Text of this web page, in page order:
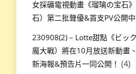
女採礦電視動畫《瑠璃の宝石
石）第二批聲優&首支PV公開中
230908(2) – Lotte甜點《ビッ
魔大戰）將在10月放送新動畫
新海報&預告片一同公開！ (4)